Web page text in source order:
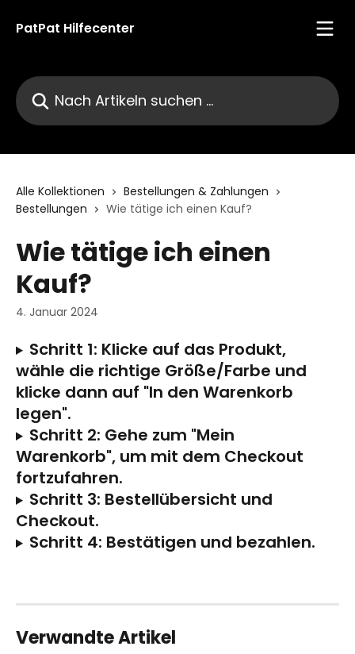
PatPat Hilfecenter
Nach Artikeln suchen …
Alle Kollektionen
Bestellungen & Zahlungen
Bestellungen
Wie tätige ich einen Kauf?
Wie tätige ich einen
Kauf?
4. Januar 2024
Schritt 1: Klicke auf das Produkt,
wähle die richtige Größe/Farbe und
klicke dann auf "In den Warenkorb
legen".
Schritt 2: Gehe zum "Mein
Warenkorb", um mit dem Checkout
fortzufahren.
Schritt 3: Bestellübersicht und
Checkout.
Schritt 4: Bestätigen und bezahlen.
Verwandte Artikel